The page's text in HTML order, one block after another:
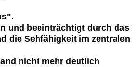
und beeinträchtigt durch das
die Sehfähigkeit im zentralen
nicht mehr deutlich